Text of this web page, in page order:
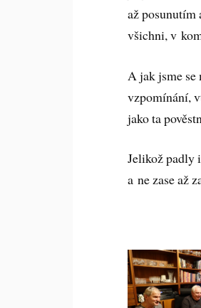
až posunutím
všichni, v
A jak jsme
vzpomínání,
jako ta
Jelikož padly
a ne zase až